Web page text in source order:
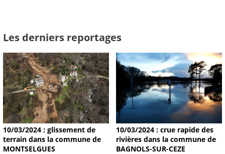
Les derniers reportages
10/03/2024 : glissement de
terrain dans la commune de
MONTSELGUES
10/03/2024 : crue rapide des
rivières dans la commune de
BAGNOLS-SUR-CEZE